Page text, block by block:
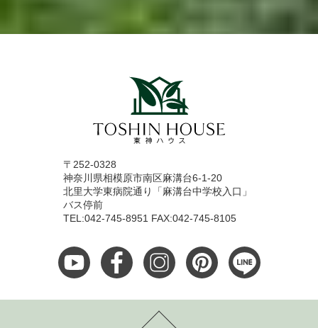
〒252-0328
神奈川県相模原市南区麻溝台6-1-20
北里大学東病院通り「麻溝台中学校入口」
バス停前
TEL:042-745-8951 FAX:042-745-8105